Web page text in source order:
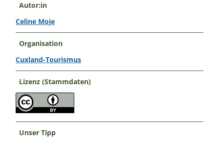
Autor:in
Celine Moje
Organisation
Cuxland-Tourismus
Lizenz (Stammdaten)
Unser Tipp